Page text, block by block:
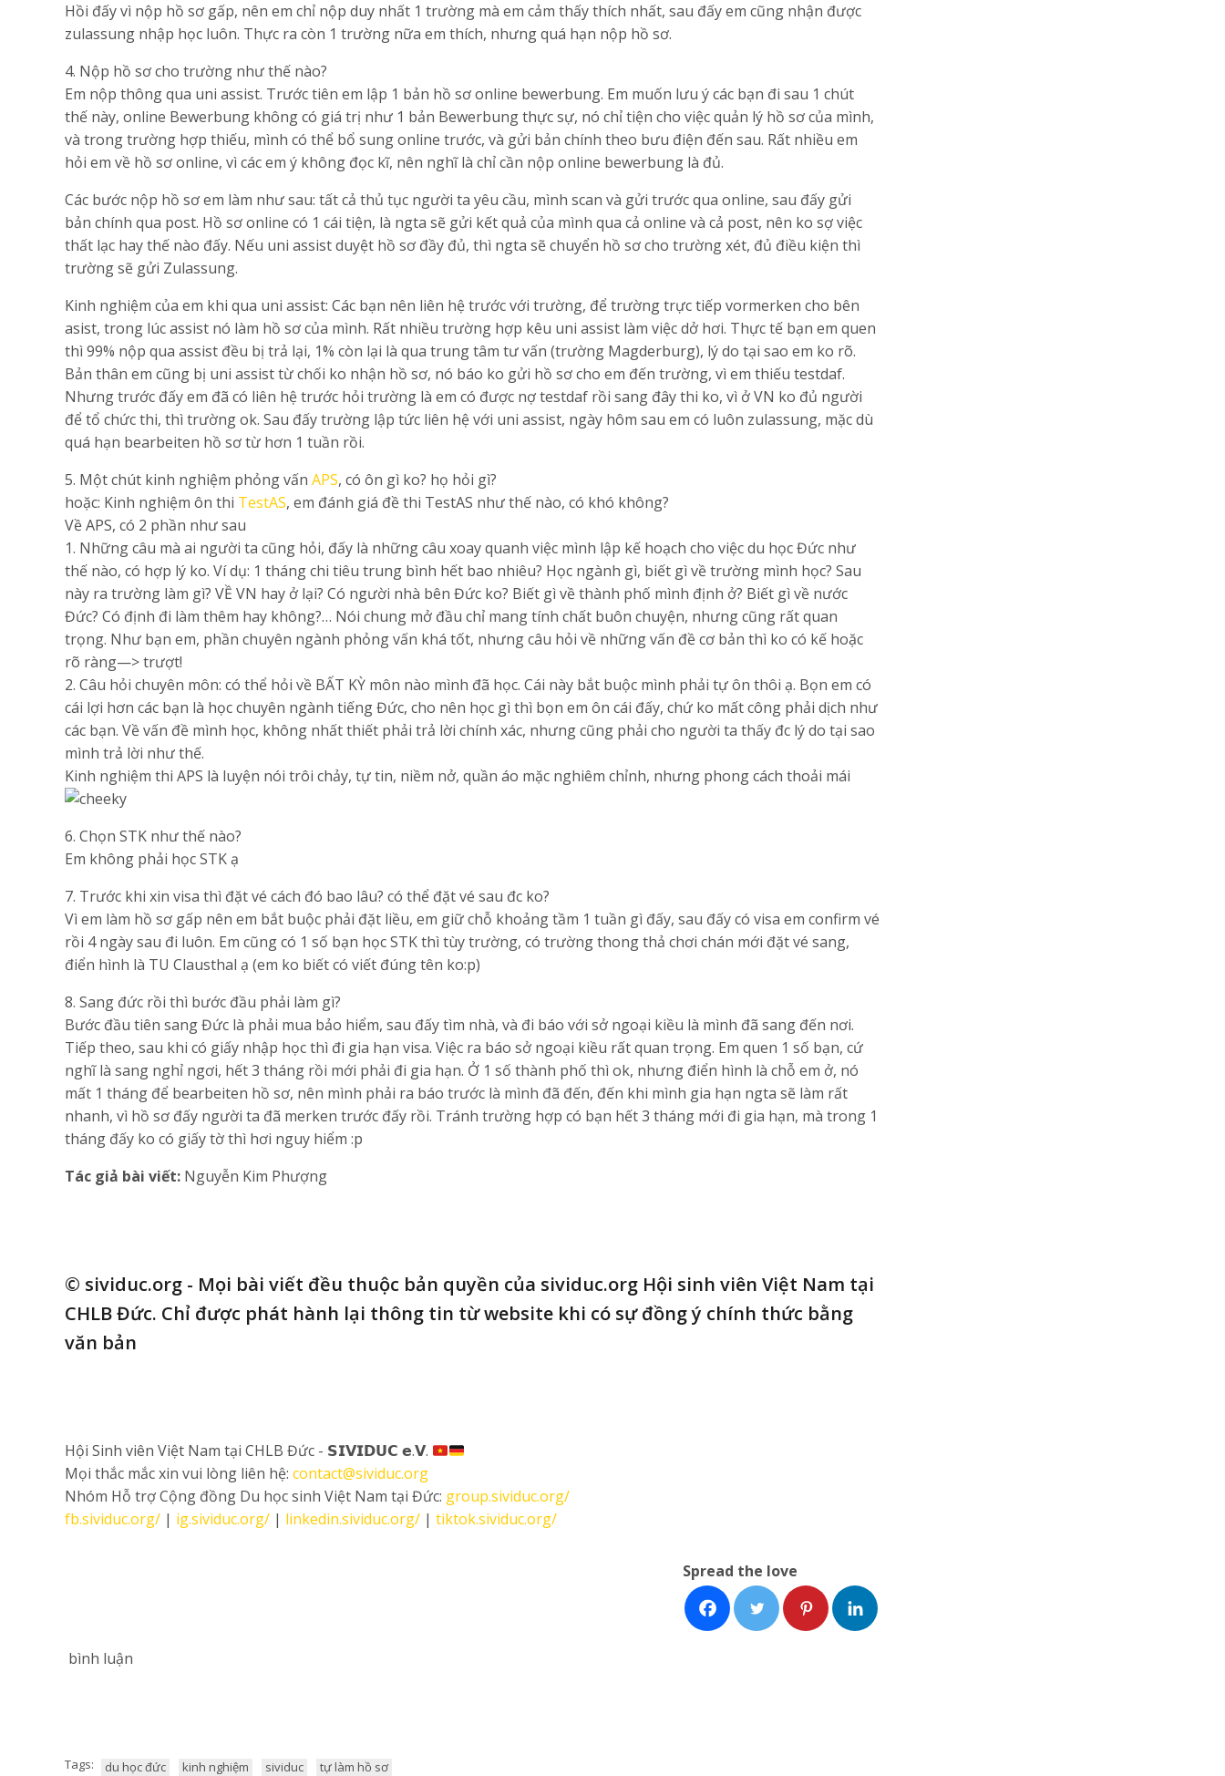
Hồi đấy vì nộp hồ sơ gấp, nên em chỉ nộp duy nhất 1 trường mà em cảm thấy thích nhất, sau đấy em cũng nhận được
zulassung nhập học luôn. Thực ra còn 1 trường nữa em thích, nhưng quá hạn nộp hồ sơ.
4. Nộp hồ sơ cho trường như thế nào?
Em nộp thông qua uni assist. Trước tiên em lập 1 bản hồ sơ online bewerbung. Em muốn lưu ý các bạn đi sau 1 chút
thế này, online Bewerbung không có giá trị như 1 bản Bewerbung thực sự, nó chỉ tiện cho việc quản lý hồ sơ của mình,
và trong trường hợp thiếu, mình có thể bổ sung online trước, và gửi bản chính theo bưu điện đến sau. Rất nhiều em
hỏi em về hồ sơ online, vì các em ý không đọc kĩ, nên nghĩ là chỉ cần nộp online bewerbung là đủ.
Các bước nộp hồ sơ em làm như sau: tất cả thủ tục người ta yêu cầu, mình scan và gửi trước qua online, sau đấy gửi
bản chính qua post. Hồ sơ online có 1 cái tiện, là ngta sẽ gửi kết quả của mình qua cả online và cả post, nên ko sợ việc
thất lạc hay thế nào đấy. Nếu uni assist duyệt hồ sơ đầy đủ, thì ngta sẽ chuyển hồ sơ cho trường xét, đủ điều kiện thì
trường sẽ gửi Zulassung.
Kinh nghiệm của em khi qua uni assist: Các bạn nên liên hệ trước với trường, để trường trực tiếp vormerken cho bên
asist, trong lúc assist nó làm hồ sơ của mình. Rất nhiều trường hợp kêu uni assist làm việc dở hơi. Thực tế bạn em quen
thì 99% nộp qua assist đều bị trả lại, 1% còn lại là qua trung tâm tư vấn (trường Magderburg), lý do tại sao em ko rõ.
Bản thân em cũng bị uni assist từ chối ko nhận hồ sơ, nó báo ko gửi hồ sơ cho em đến trường, vì em thiếu testdaf.
Nhưng trước đấy em đã có liên hệ trước hỏi trường là em có được nợ testdaf rồi sang đây thi ko, vì ở VN ko đủ người
để tổ chức thi, thì trường ok. Sau đấy trường lập tức liên hệ với uni assist, ngày hôm sau em có luôn zulassung, mặc dù
quá hạn bearbeiten hồ sơ từ hơn 1 tuần rồi.
5. Một chút kinh nghiệm phỏng vấn APS, có ôn gì ko? họ hỏi gì?
hoặc: Kinh nghiệm ôn thi TestAS, em đánh giá đề thi TestAS như thế nào, có khó không?
Về APS, có 2 phần như sau
1. Những câu mà ai người ta cũng hỏi, đấy là những câu xoay quanh việc mình lập kế hoạch cho việc du học Đức như
thế nào, có hợp lý ko. Ví dụ: 1 tháng chi tiêu trung bình hết bao nhiêu? Học ngành gì, biết gì về trường mình học? Sau
này ra trường làm gì? VỀ VN hay ở lại? Có người nhà bên Đức ko? Biết gì về thành phố mình định ở? Biết gì về nước
Đức? Có định đi làm thêm hay không?… Nói chung mở đầu chỉ mang tính chất buôn chuyện, nhưng cũng rất quan
trọng. Như bạn em, phần chuyên ngành phỏng vấn khá tốt, nhưng câu hỏi về những vấn đề cơ bản thì ko có kế hoặc
rõ ràng—> trượt!
2. Câu hỏi chuyên môn: có thể hỏi về BẤT KỲ môn nào mình đã học. Cái này bắt buộc mình phải tự ôn thôi ạ. Bọn em có
cái lợi hơn các bạn là học chuyên ngành tiếng Đức, cho nên học gì thì bọn em ôn cái đấy, chứ ko mất công phải dịch như
các bạn. Về vấn đề mình học, không nhất thiết phải trả lời chính xác, nhưng cũng phải cho người ta thấy đc lý do tại sao
mình trả lời như thế.
Kinh nghiệm thi APS là luyện nói trôi chảy, tự tin, niềm nở, quần áo mặc nghiêm chỉnh, nhưng phong cách thoải mái
6. Chọn STK như thế nào?
Em không phải học STK ạ
7. Trước khi xin visa thì đặt vé cách đó bao lâu? có thể đặt vé sau đc ko?
Vì em làm hồ sơ gấp nên em bắt buộc phải đặt liều, em giữ chỗ khoảng tầm 1 tuần gì đấy, sau đấy có visa em confirm vé
rồi 4 ngày sau đi luôn. Em cũng có 1 số bạn học STK thì tùy trường, có trường thong thả chơi chán mới đặt vé sang,
điển hình là TU Clausthal ạ (em ko biết có viết đúng tên ko:p)
8. Sang đức rồi thì bước đầu phải làm gì?
Bước đầu tiên sang Đức là phải mua bảo hiểm, sau đấy tìm nhà, và đi báo với sở ngoại kiều là mình đã sang đến nơi.
Tiếp theo, sau khi có giấy nhập học thì đi gia hạn visa. Việc ra báo sở ngoại kiều rất quan trọng. Em quen 1 số bạn, cứ
nghĩ là sang nghỉ ngơi, hết 3 tháng rồi mới phải đi gia hạn. Ở 1 số thành phố thì ok, nhưng điển hình là chỗ em ở, nó
mất 1 tháng để bearbeiten hồ sơ, nên mình phải ra báo trước là mình đã đến, đến khi mình gia hạn ngta sẽ làm rất
nhanh, vì hồ sơ đấy người ta đã merken trước đấy rồi. Tránh trường hợp có bạn hết 3 tháng mới đi gia hạn, mà trong 1
tháng đấy ko có giấy tờ thì hơi nguy hiểm :p
Tác giả bài viết: Nguyễn Kim Phượng
© sividuc.org - Mọi bài viết đều thuộc bản quyền của sividuc.org Hội sinh viên Việt Nam tại
CHLB Đức. Chỉ được phát hành lại thông tin từ website khi có sự đồng ý chính thức bằng
văn bản
Hội Sinh viên Việt Nam tại CHLB Đức - 𝗦𝗜𝗩𝗜𝗗𝗨𝗖 𝗲.𝗩.
Mọi thắc mắc xin vui lòng liên hệ: contact@sividuc.org
Nhóm Hỗ trợ Cộng đồng Du học sinh Việt Nam tại Đức: group.sividuc.org/
fb.sividuc.org/ | ig.sividuc.org/ | linkedin.sividuc.org/ | tiktok.sividuc.org/
Spread the love
bình luận
Tags: du học đức kinh nghiệm sividuc tự làm hồ sơ